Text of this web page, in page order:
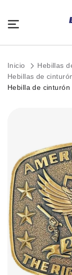
Inicio
Hebillas
Hebillas de
Hebilla de
galería
de
imágenes.